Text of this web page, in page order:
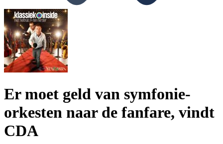
Er moet geld van symfonie-
orkesten naar de fanfare, vindt
CDA